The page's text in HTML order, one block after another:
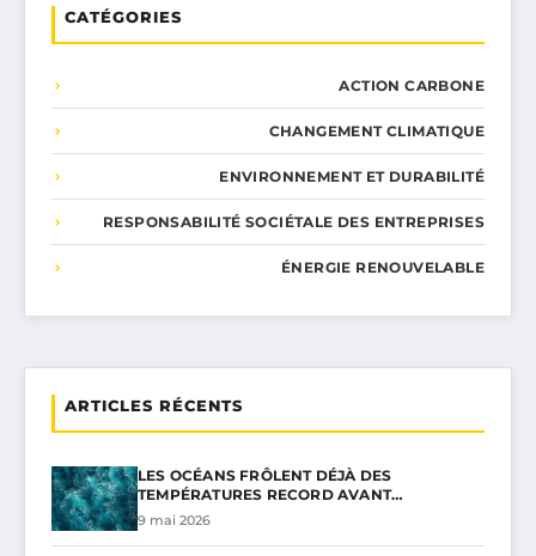
CATÉGORIES
ACTION CARBONE
CHANGEMENT CLIMATIQUE
ENVIRONNEMENT ET DURABILITÉ
RESPONSABILITÉ SOCIÉTALE DES ENTREPRISES
ÉNERGIE RENOUVELABLE
ARTICLES RÉCENTS
LES OCÉANS FRÔLENT DÉJÀ DES
TEMPÉRATURES RECORD AVANT…
9 mai 2026